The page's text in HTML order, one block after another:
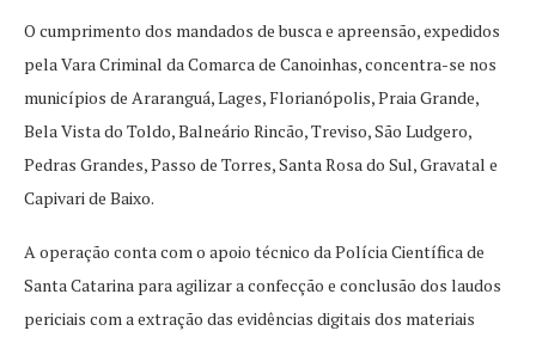
O cumprimento dos mandados de busca e apreensão, expedidos
pela Vara Criminal da Comarca de Canoinhas, concentra-se nos
municípios de Araranguá, Lages, Florianópolis, Praia Grande,
Bela Vista do Toldo, Balneário Rincão, Treviso, São Ludgero,
Pedras Grandes, Passo de Torres, Santa Rosa do Sul, Gravatal e
Capivari de Baixo.
A operação conta com o apoio técnico da Polícia Científica de
Santa Catarina para agilizar a confecção e conclusão dos laudos
periciais com a extração das evidências digitais dos materiais